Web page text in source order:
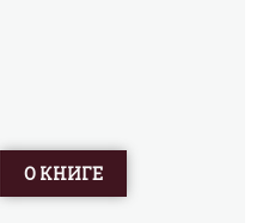
О КНИГЕ